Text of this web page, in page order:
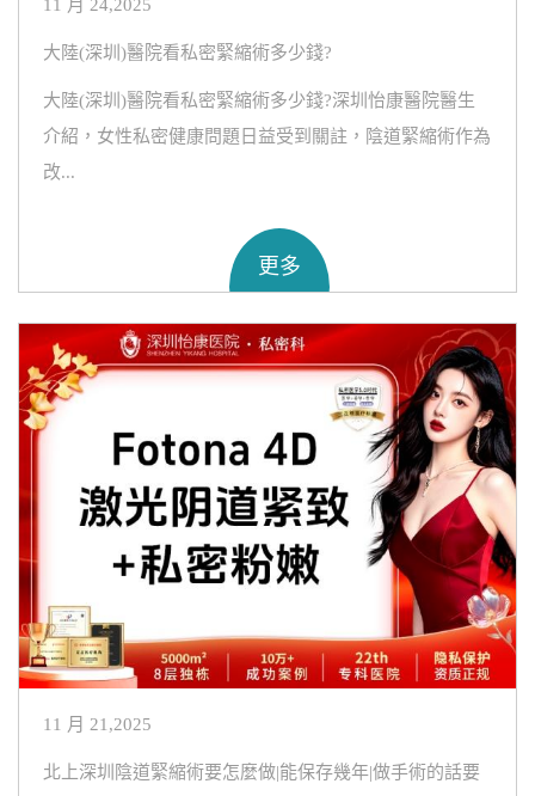
11 月 24,2025
大陸(深圳)醫院看私密緊縮術多少錢?
大陸(深圳)醫院看私密緊縮術多少錢?深圳怡康醫院醫生
介紹，女性私密健康問題日益受到關註，陰道緊縮術作為
改...
更多
11 月 21,2025
北上深圳陰道緊縮術要怎麼做|能保存幾年|做手術的話要